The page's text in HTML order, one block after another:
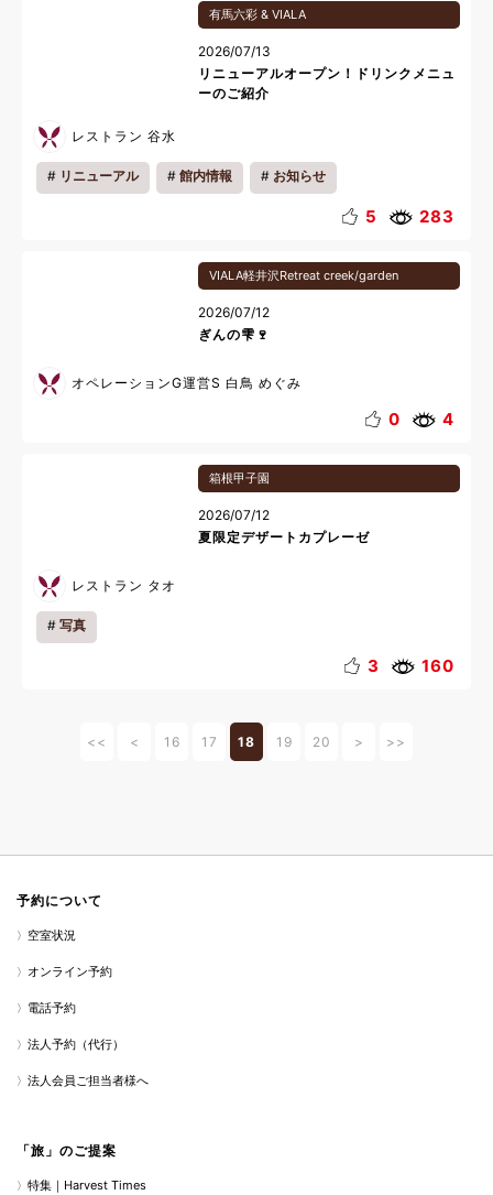
有馬六彩 & VIALA
2026/07/13
リニューアルオープン！ドリンクメニュ
ーのご紹介
レストラン 谷水
リニューアル 館内情報 お知らせ
5 283
VIALA軽井沢Retreat creek/garden
2026/07/12
ぎんの雫🍷
オペレーションG運営S 白鳥 めぐみ
0 4
箱根甲子園
2026/07/12
夏限定デザートカプレーゼ
レストラン タオ
写真
3 160
<< < 16 17 18 19 20 > >>
予約について
空室状況
オンライン予約
電話予約
法人予約（代行）
法人会員ご担当者様へ
「旅」のご提案
特集｜Harvest Times